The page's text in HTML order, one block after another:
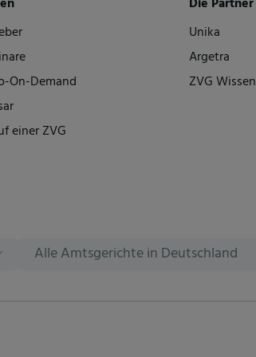
On-Demand
einer ZVG
Unika
Argetra
ZVG Wissen
Alle Amtsgerichte in Deutschland